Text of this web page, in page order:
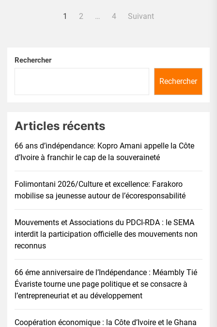
Pagination
1 2 … 4 Suivant
Rechercher
Rechercher
Articles récents
66 ans d’indépendance: Kopro Amani appelle la Côte
d’Ivoire à franchir le cap de la souveraineté
Folimontani 2026/Culture et excellence: Farakoro
mobilise sa jeunesse autour de l’écoresponsabilité
Mouvements et Associations du PDCI-RDA : le SEMA
interdit la participation officielle des mouvements non
reconnus
66 éme anniversaire de l’Indépendance : Méambly Tié
Évariste tourne une page politique et se consacre à
l’entrepreneuriat et au développement
Coopération économique : la Côte d’Ivoire et le Ghana